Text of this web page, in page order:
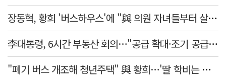
장동혁, 황희 '버스하우스'에 "與 의원 자녀들부터 살아보면 어떨까?"
李대통령, 6시간 부동산 회의…"공급 확대·조기 공급 과감히 실천"
"폐기 버스 개조해 청년주택" 與 황희…'딸 학비는 年 4200만원'